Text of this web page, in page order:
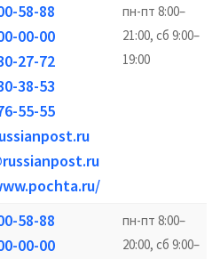
58-88
00-00
27-72
38-53
55-55
пн-пт 8:00–
21:00, сб 9:00–
19:00
58-88
00-00
пн-пт 8:00–
20:00, сб 9:00–